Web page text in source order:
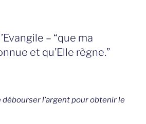
– “que ma
et qu’Elle règne.”
débourser l’argent pour obtenir le